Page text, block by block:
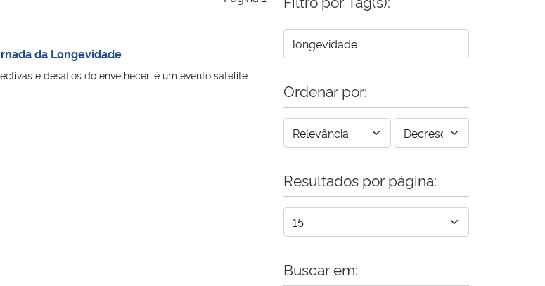
da Longevidade
e desafios do envelhecer, é um evento satélite
Ordenar por:
Resultados por página:
Buscar em: